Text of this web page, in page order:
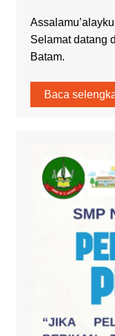
Selamat datang
Batam.
Baca